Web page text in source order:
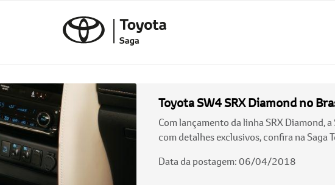
Toyota SW4 SRX Diamond no
Com lançamento da linha SRX Diamond,
com detalhes exclusivos, confira na Saga
Data da postagem: 06/04/2018